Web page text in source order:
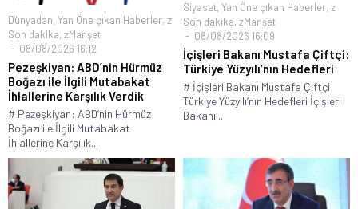
Dünyadan, Yan Öne çıkan Haberler, z
Son dakika, zManşet
08/08/2026 16:12
Pezeşkiyan: ABD’nin Hürmüz
Boğazı ile İlgili Mutabakat
İhlallerine Karşılık Verdik
# Pezeşkiyan: ABD’nin Hürmüz
Boğazı ile İlgili Mutabakat
İhlallerine Karşılık...
Siyaset, Yan Öne çıkan Haberler, z
Son dakika, zManşet
08/08/2026 16:09
İçişleri Bakanı Mustafa Çiftçi:
Türkiye Yüzyılı’nın Hedefleri
# İçişleri Bakanı Mustafa Çiftçi:
Türkiye Yüzyılı’nın Hedefleri İçişleri
Bakanı...